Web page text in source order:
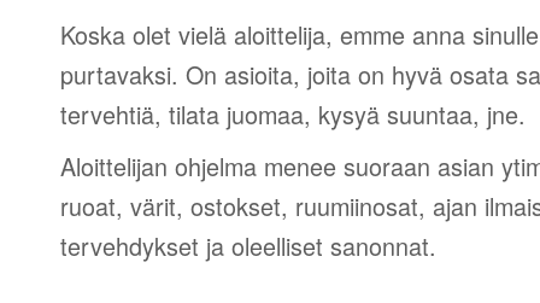
Koska olet vielä aloittelija, emme anna
purtavaksi. On asioita, joita on hyvä osata
tervehtiä, tilata juomaa, kysyä suuntaa, jne.
Aloittelijan ohjelma menee suoraan asian
ruoat, värit, ostokset, ruumiinosat, ajan
tervehdykset ja oleelliset sanonnat.